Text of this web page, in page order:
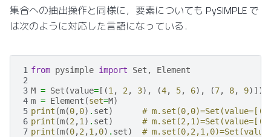
集合への抽出操作と同様に，要素についても PySIMPLE で
は次のように対応した言語になっている．
1 from pysimple import Set ,
Element
2
3 M = Set (value=[(1 , 2 , 3), (4, 5, 6), (7, 8, 9)])
4 m = Element (set=M)
5 print (m(0,0) . set)
#
6 print (m(2 ,1 ) . set)
#
7 print (m(0,2 ,1 ,0) . set) #